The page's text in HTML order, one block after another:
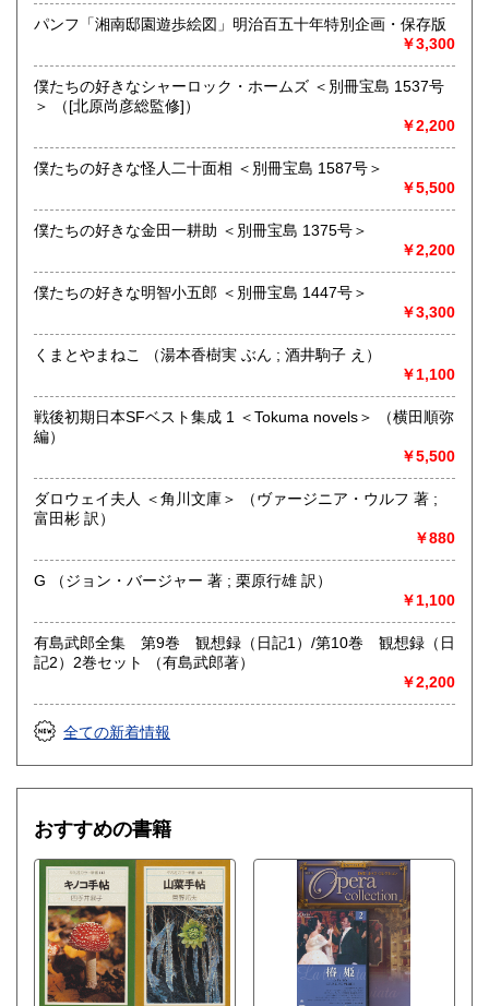
追分コロニーは「豊かな暮らし」をテーマにした「村の古本
屋」です。人が精神的に豊かな生活を送るための 様々な遊び
的「衣・食・住、アート、音楽、旅、 趣味、健康、文芸、経
済、社会、哲学、政治」 等の幅広いテーマを扱います。
「日本の古本屋」で販売している古本は、隣りの「文化磁場
油や」で一部展示販売も春～秋にしています、堀辰雄、立原
道造、加藤周一などのゆかりの土地柄です。信州にお越しの
場合はどうぞお立ち寄り下さい。
最寄駅：信濃追分駅
営業時間：12:00〜17:00
定休日：火・水曜日(夏季:毎日営業、冬季:天気次第)
書籍の買取について
◇近隣であれば書籍の買取をしています。少数であれば店へ
をさせていただくこともあります。
買取が出来る本とそうでない本があります、メール・電話等
で連絡頂ければと思います。
取り扱い分野
哲学宗教、歴史、社会科学、美術工芸、外国文学、趣味、サ
ブカルチャー、古書一般（その他）
パンフ「湘南邸園遊歩絵図」明治百五十年特別企画・保存版
￥3,300
僕たちの好きなシャーロック・ホームズ ＜別冊宝島 1537号
＞ （[北原尚彦総監修]）
￥2,200
僕たちの好きな怪人二十面相 ＜別冊宝島 1587号＞
￥5,500
僕たちの好きな金田一耕助 ＜別冊宝島 1375号＞
￥2,200
僕たちの好きな明智小五郎 ＜別冊宝島 1447号＞
￥3,300
くまとやまねこ （湯本香樹実 ぶん ; 酒井駒子 え）
￥1,100
戦後初期日本SFベスト集成 1 ＜Tokuma novels＞ （横田順弥
編）
￥5,500
ダロウェイ夫人 ＜角川文庫＞ （ヴァージニア・ウルフ 著 ;
富田彬 訳）
￥880
G （ジョン・バージャー 著 ; 栗原行雄 訳）
￥1,100
有島武郎全集 第9巻 観想録（日記1）/第10巻 観想録（日
記2）2巻セット （有島武郎著）
￥2,200
全ての新着情報
おすすめの書籍